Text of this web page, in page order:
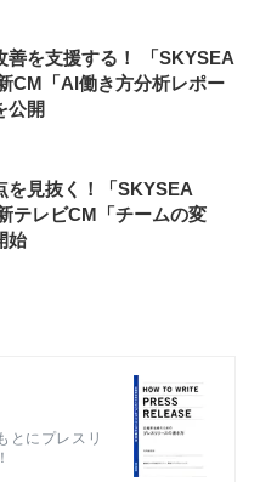
善を支援する！ 「SKYSEA
CM「AI働き方分析レポー
公開
を見抜く！「SKYSEA
テレビCM「チームの変
始
とにプレスリ